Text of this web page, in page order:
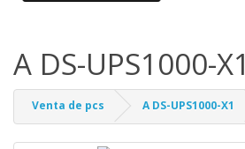
A DS-UPS1000-X1
Venta de pcs A DS-UPS1000-X1